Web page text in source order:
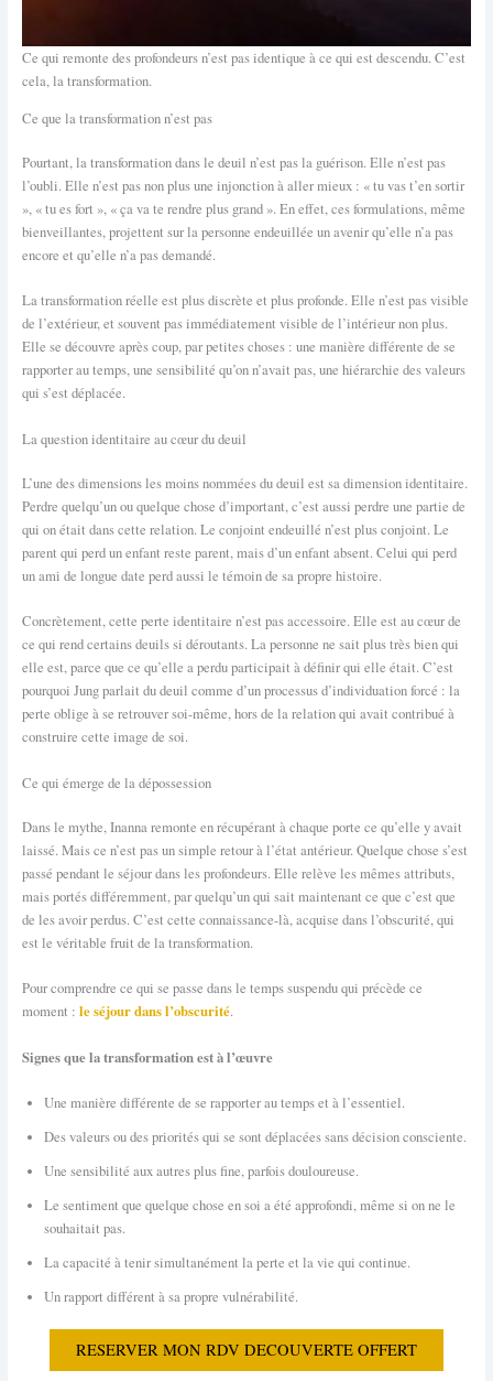
Ce qui remonte des profondeurs n’est pas identique à ce qui est descendu. C’est
cela, la transformation.
Ce que la transformation n’est pas
Pourtant, la transformation dans le deuil n’est pas la guérison. Elle n’est pas
l’oubli. Elle n’est pas non plus une injonction à aller mieux : « tu vas t’en sortir
», « tu es fort », « ça va te rendre plus grand ». En effet, ces formulations, même
bienveillantes, projettent sur la personne endeuillée un avenir qu’elle n’a pas
encore et qu’elle n’a pas demandé.
La transformation réelle est plus discrète et plus profonde. Elle n’est pas visible
de l’extérieur, et souvent pas immédiatement visible de l’intérieur non plus.
Elle se découvre après coup, par petites choses : une manière différente de se
rapporter au temps, une sensibilité qu’on n’avait pas, une hiérarchie des valeurs
qui s’est déplacée.
La question identitaire au cœur du deuil
L’une des dimensions les moins nommées du deuil est sa dimension identitaire.
Perdre quelqu’un ou quelque chose d’important, c’est aussi perdre une partie de
qui on était dans cette relation. Le conjoint endeuillé n’est plus conjoint. Le
parent qui perd un enfant reste parent, mais d’un enfant absent. Celui qui perd
un ami de longue date perd aussi le témoin de sa propre histoire.
Concrètement, cette perte identitaire n’est pas accessoire. Elle est au cœur de
ce qui rend certains deuils si déroutants. La personne ne sait plus très bien qui
elle est, parce que ce qu’elle a perdu participait à définir qui elle était. C’est
pourquoi Jung parlait du deuil comme d’un processus d’individuation forcé : la
perte oblige à se retrouver soi-même, hors de la relation qui avait contribué à
construire cette image de soi.
Ce qui émerge de la dépossession
Dans le mythe, Inanna remonte en récupérant à chaque porte ce qu’elle y avait
laissé. Mais ce n’est pas un simple retour à l’état antérieur. Quelque chose s’est
passé pendant le séjour dans les profondeurs. Elle relève les mêmes attributs,
mais portés différemment, par quelqu’un qui sait maintenant ce que c’est que
de les avoir perdus. C’est cette connaissance-là, acquise dans l’obscurité, qui
est le véritable fruit de la transformation.
Pour comprendre ce qui se passe dans le temps suspendu qui précède ce
moment : le séjour dans l’obscurité.
Signes que la transformation est à l’œuvre
Une manière différente de se rapporter au temps et à l’essentiel.
Des valeurs ou des priorités qui se sont déplacées sans décision consciente.
Une sensibilité aux autres plus fine, parfois douloureuse.
Le sentiment que quelque chose en soi a été approfondi, même si on ne le
souhaitait pas.
La capacité à tenir simultanément la perte et la vie qui continue.
Un rapport différent à sa propre vulnérabilité.
RESERVER MON RDV DECOUVERTE OFFERT